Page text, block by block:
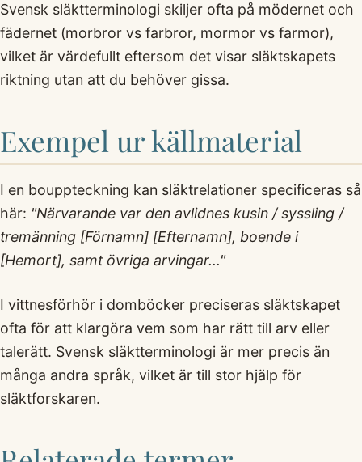
Svensk släktterminologi skiljer ofta på mödernet och
fädernet (morbror vs farbror, mormor vs farmor),
vilket är värdefullt eftersom det visar släktskapets
riktning utan att du behöver gissa.
Exempel ur källmaterial
I en bouppteckning kan släktrelationer specificeras så
här: "Närvarande var den avlidnes kusin / syssling /
tremänning [Förnamn] [Efternamn], boende i
[Hemort], samt övriga arvingar..."
I vittnesförhör i domböcker preciseras släktskapet
ofta för att klargöra vem som har rätt till arv eller
talerätt. Svensk släktterminologi är mer precis än
många andra språk, vilket är till stor hjälp för
släktforskaren.